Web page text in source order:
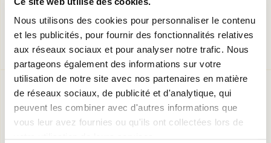
Nous utilisons des cookies pour personnaliser le contenu
et les publicités, pour fournir des fonctionnalités relatives
aux réseaux sociaux et pour analyser notre trafic. Nous
partageons également des informations sur votre
utilisation de notre site avec nos partenaires en matière
de réseaux sociaux, de publicité et d'analytique, qui
peuvent les combiner avec d'autres informations que
vous leur avez fournies ou qu'ils ont collectées lors de
Lors de cet événement de rentrée, les
montres connectées présentées n'ont pas
connu de changement révolutionnaire. La
et l' Ultra 2
principalement par une réduction de prix
surprenante, avec une baisse de 100 euros.
Cependant, Apple ne s'est pas contenté de
réajuster les tarifs. Les écrans de ces